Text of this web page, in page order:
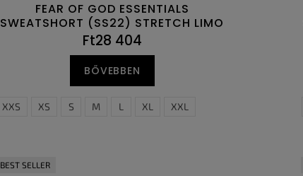
FEAR OF GOD ESSENTIALS
SWEATSHORT (SS22) STRETCH LIMO
Ft28 404
BŐVEBBEN
XXS XS S M L XL XXL
BEST SELLER